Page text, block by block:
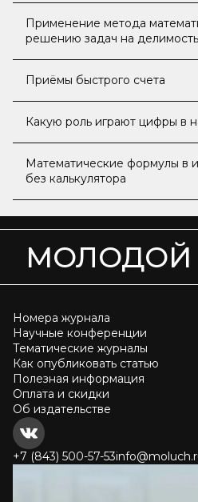
Применение метода
решению задач на
Приёмы быстрого счета
Какую роль играют цифры в
Математические формулы в
без калькулятора
МОЛОДОЙ
Номера журнала
Научные конференции
Тематические журналы
Как опубликовать статью
Полезная информация
Оплата и скидки
Об издательстве
+7 (843) 500-57-53